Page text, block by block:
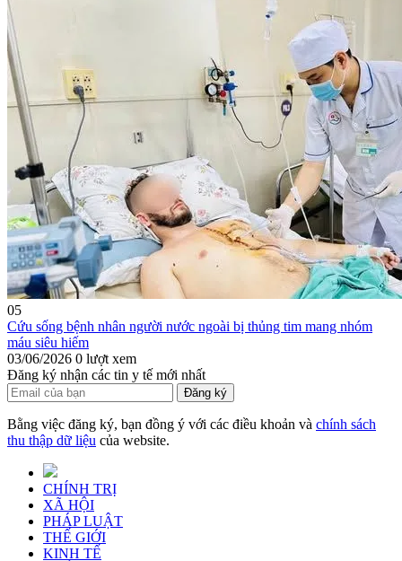
05
Cứu sống bệnh nhân người nước ngoài bị thủng tim mang nhóm
máu siêu hiếm
03/06/2026 0 lượt xem
Đăng ký nhận các tin y tế mới nhất
Đăng ký
Bằng việc đăng ký, bạn đồng ý với các điều khoản và chính sách
thu thập dữ liệu của website.
CHÍNH TRỊ
XÃ HỘI
PHÁP LUẬT
THẾ GIỚI
KINH TẾ